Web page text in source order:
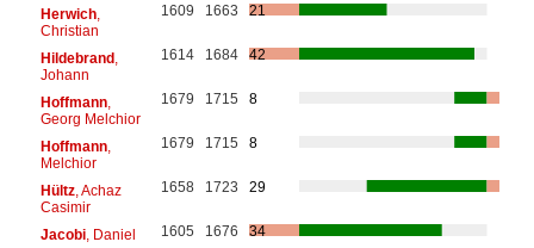
Herwich,
Christian
1609 1663 21
Hildebrand,
Johann
1614 1684 42
Hoffmann,
Georg Melchior
1679 1715 8
Hoffmann,
Melchior
1679 1715 8
Hültz, Achaz
Casimir
1658 1723 29
Jacobi, Daniel 1605 1676
34